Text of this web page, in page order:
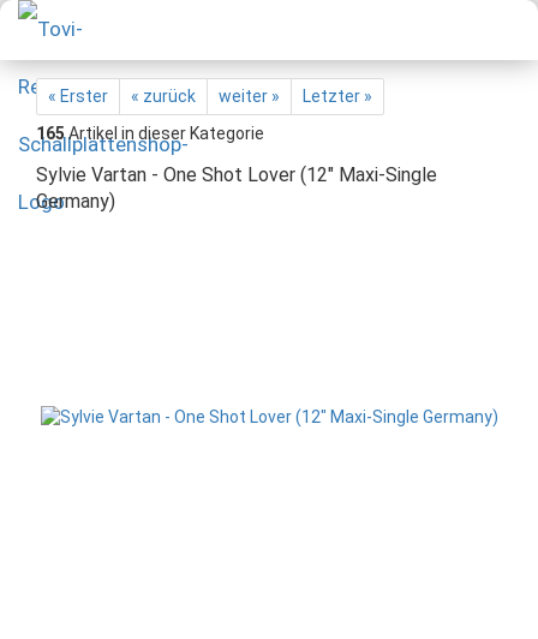
« Erster « zurück weiter »
Letzter »
165Artikel in dieser Kategorie
Sylvie Vartan - One Shot Lover (12" Maxi-Single
Germany)